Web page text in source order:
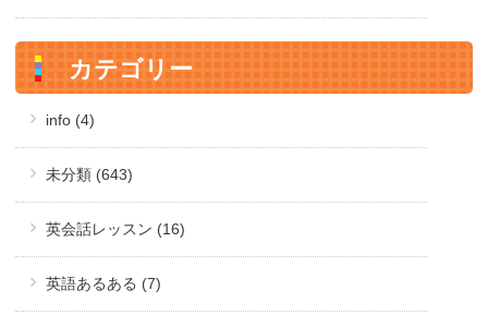
カテゴリー
info (4)
未分類 (643)
英会話レッスン (16)
英語あるある (7)